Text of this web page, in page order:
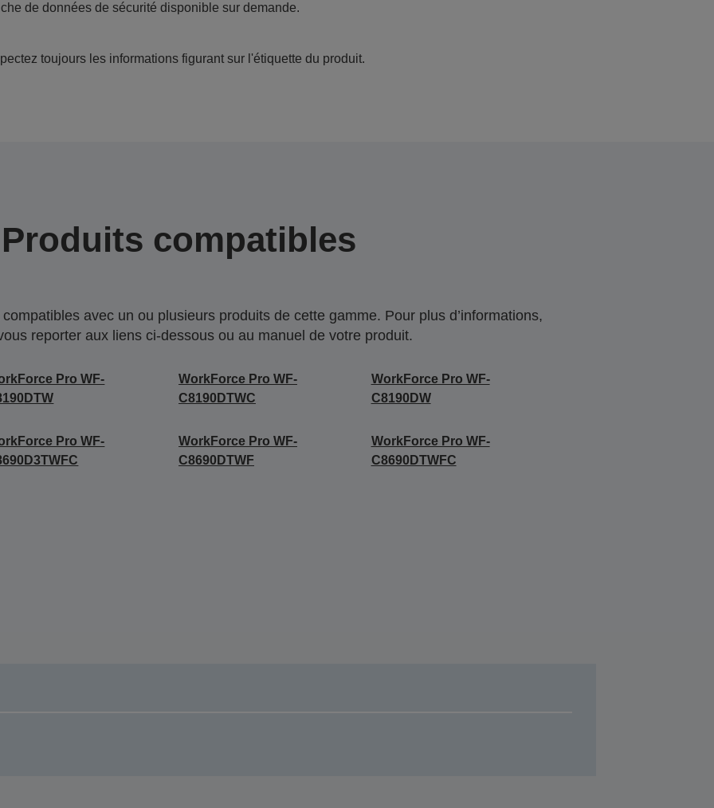
de données de sécurité disponible sur demande.
toujours les informations figurant sur l'étiquette du produit.
Produits compatibles
avec un ou plusieurs produits de cette gamme. Pour plus d’informations,
reporter aux liens ci-dessous ou au manuel de votre produit.
Pro WF-
WorkForce Pro WF-
C8190DTWC
WorkForce Pro WF-
C8190DW
Pro WF-
WorkForce Pro WF-
C8690DTWF
WorkForce Pro WF-
C8690DTWFC